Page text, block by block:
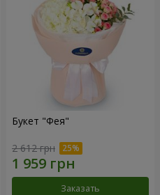
Букет "Фея"
2 612 грн
Заказать